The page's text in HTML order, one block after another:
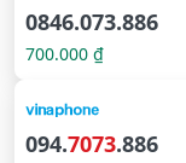
0846.073.886
700.000 ₫
094.7073.886